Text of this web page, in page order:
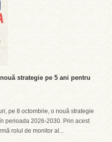
strategie pe 5 ani pentru
pe 8 octombrie, o nouă strategie
perioada 2026-2030. Prin acest
rolul de monitor al...